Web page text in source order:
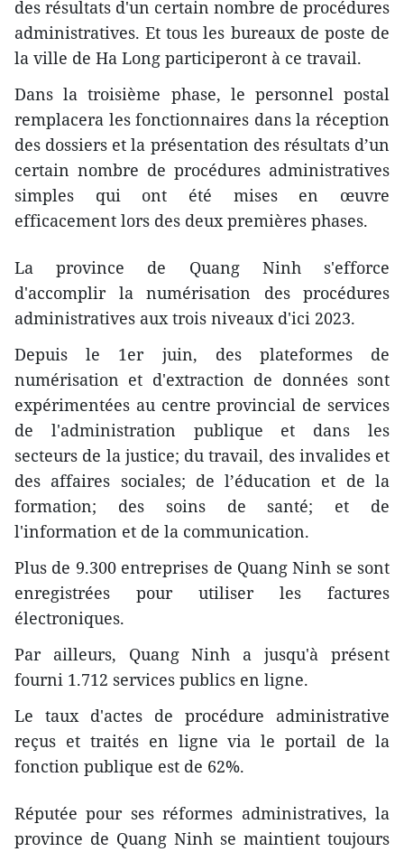
des résultats d'un certain nombre de procédures
administratives. Et tous les bureaux de poste de
la ville de Ha Long participeront à ce travail.
Dans la troisième phase, le personnel postal
remplacera les fonctionnaires dans la réception
des dossiers et la présentation des résultats d’un
certain nombre de procédures administratives
simples qui ont été mises en œuvre
efficacement lors des deux premières phases.
La province de Quang Ninh s'efforce
d'accomplir la numérisation des procédures
administratives aux trois niveaux d'ici 2023.
Depuis le 1er juin, des plateformes de
numérisation et d'extraction de données sont
expérimentées au centre provincial de services
de l'administration publique et dans les
secteurs de la justice; du travail, des invalides et
des affaires sociales; de l’éducation et de la
formation; des soins de santé; et de
l'information et de la communication.
Plus de 9.300 entreprises de Quang Ninh se sont
enregistrées pour utiliser les factures
électroniques.
Par ailleurs, Quang Ninh a jusqu'à présent
fourni 1.712 services publics en ligne.
Le taux d'actes de procédure administrative
reçus et traités en ligne via le portail de la
fonction publique est de 62%.
Réputée pour ses réformes administratives, la
province de Quang Ninh se maintient toujours